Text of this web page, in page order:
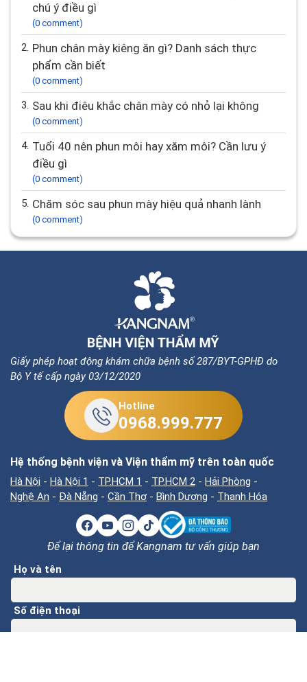
chú ý điều gì
(0 comment)
2. Phun chân mày kiêng ăn gì? Danh sách thực
phẩm cần biết
(0 comment)
3. Sau khi điêu khắc chân mày có nhỏ lại không
(0 comment)
4. Tuổi 40 nên phun môi hay xăm môi? Cần lưu ý
điều gì
(0 comment)
5. Chăm sóc sau phun mày hiệu quả nhanh lành
(0 comment)
Giấy phép hoạt động khám chữa bệnh số 287/BYT-GPHĐ do
Bộ Y tế cấp ngày 03/12/2020
Hotline
0968.999.777
Hệ thống bệnh viện và Viện thẩm mỹ trên toàn quốc
Hà Nội - Hà Nội 1 - TP.HCM 1 - TP.HCM 2 - Hải Phòng -
Nghệ An - Đà Nẵng - Cần Thơ - Bình Dương - Thanh Hóa
Để lại thông tin để Kangnam tư vấn giúp bạn
Họ và tên
Số điện thoại